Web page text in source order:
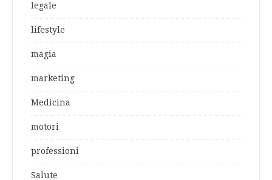
legale
lifestyle
magia
marketing
Medicina
motori
professioni
Salute